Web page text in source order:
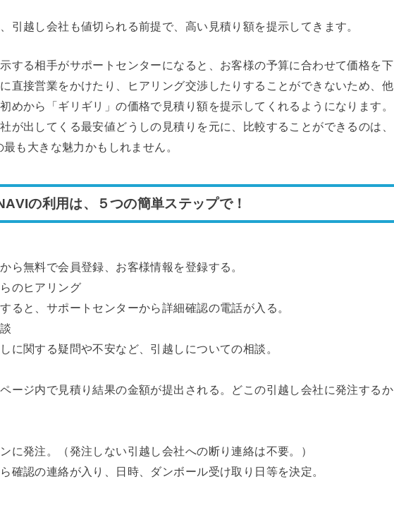
引越し会社も値切られる前提で、高い見積り額を提示してきます。
する相手がサポートセンターになると、お客様の予算に合わせて価格を下
直接営業をかけたり、ヒアリング交渉したりすることができないため、他
めから「ギリギリ」の価格で見積り額を提示してくれるようになります。
が出してくる最安値どうしの見積りを元に、比較することができるのは、
も大きな魅力かもしれません。
の利用は、５つの簡単ステップで！
ら無料で会員登録、お客様情報を登録する。
のヒアリング
ると、サポートセンターから詳細確認の電話が入る。
に関する疑問や不安など、引越しについての相談。
ージ内で見積り結果の金額が提出される。どこの引越し会社に発注するか
に発注。（発注しない引越し会社への断り連絡は不要。）
確認の連絡が入り、日時、ダンボール受け取り日等を決定。